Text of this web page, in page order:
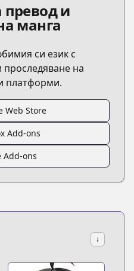
превод и
манга
си език с
на
платформи.
Web Store
Add-ons
Add-ons
↓